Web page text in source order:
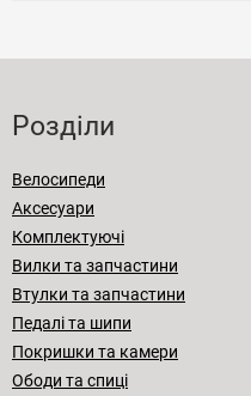
Розділи
Велосипеди
Аксесуари
Комплектуючі
Вилки та запчастини
Втулки та запчастини
Педалі та шипи
Покришки та камери
Ободи та спиці